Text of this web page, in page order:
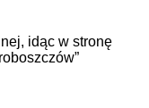
idąc w stronę